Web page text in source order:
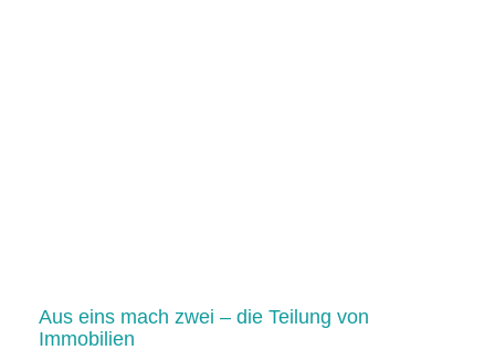
Aus eins mach zwei – die Teilung von
Immobilien